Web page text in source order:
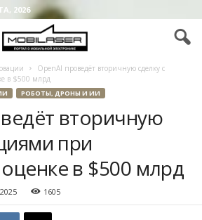
2026
OpenAI проведёт вторичную сделку с
в $500 млрд
РОБОТЫ, ДРОНЫ И ИИ
вторичную
при
в $500 млрд
1605